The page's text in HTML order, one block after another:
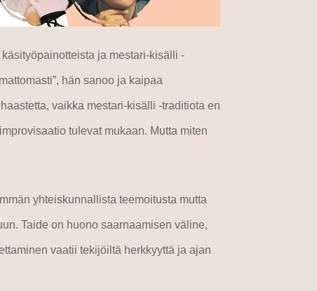
ja mestari-kisälli -
hän sanoo ja kaipaa
vaikka mestari-kisälli -traditiota en
tulevat mukaan. Mutta miten
yhteiskunnallista teemoitusta mutta
Taide on huono saarnaamisen väline,
vaatii tekijöiltä herkkyyttä ja ajan